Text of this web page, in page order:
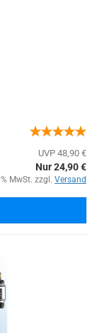
UVP 48,90 €
Nur 24,90 €
MwSt. zzgl. Versand